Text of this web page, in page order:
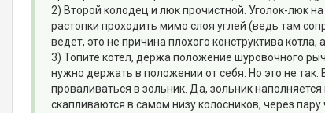
2) Второй колодец и люк прочистной. Уголок-люк
растопки проходить мимо слоя углей (ведь там
ведет, это не причина плохого конструктива
3) Топите котел, держа положение шуровочного
нужно держать в положении от себя. Но это не
проваливаться в зольник. Да, зольник
скапливаются в самом низу колосников, через